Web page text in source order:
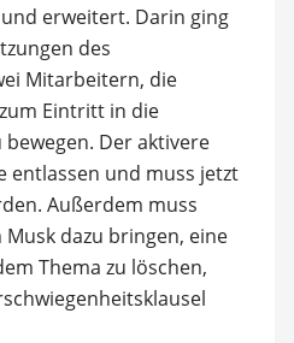
erweitert. Darin ging
des
Mitarbeitern, die
Eintritt in die
bewegen. Der aktivere
entlassen und muss jetzt
Außerdem muss
Musk dazu bringen, eine
Thema zu löschen,